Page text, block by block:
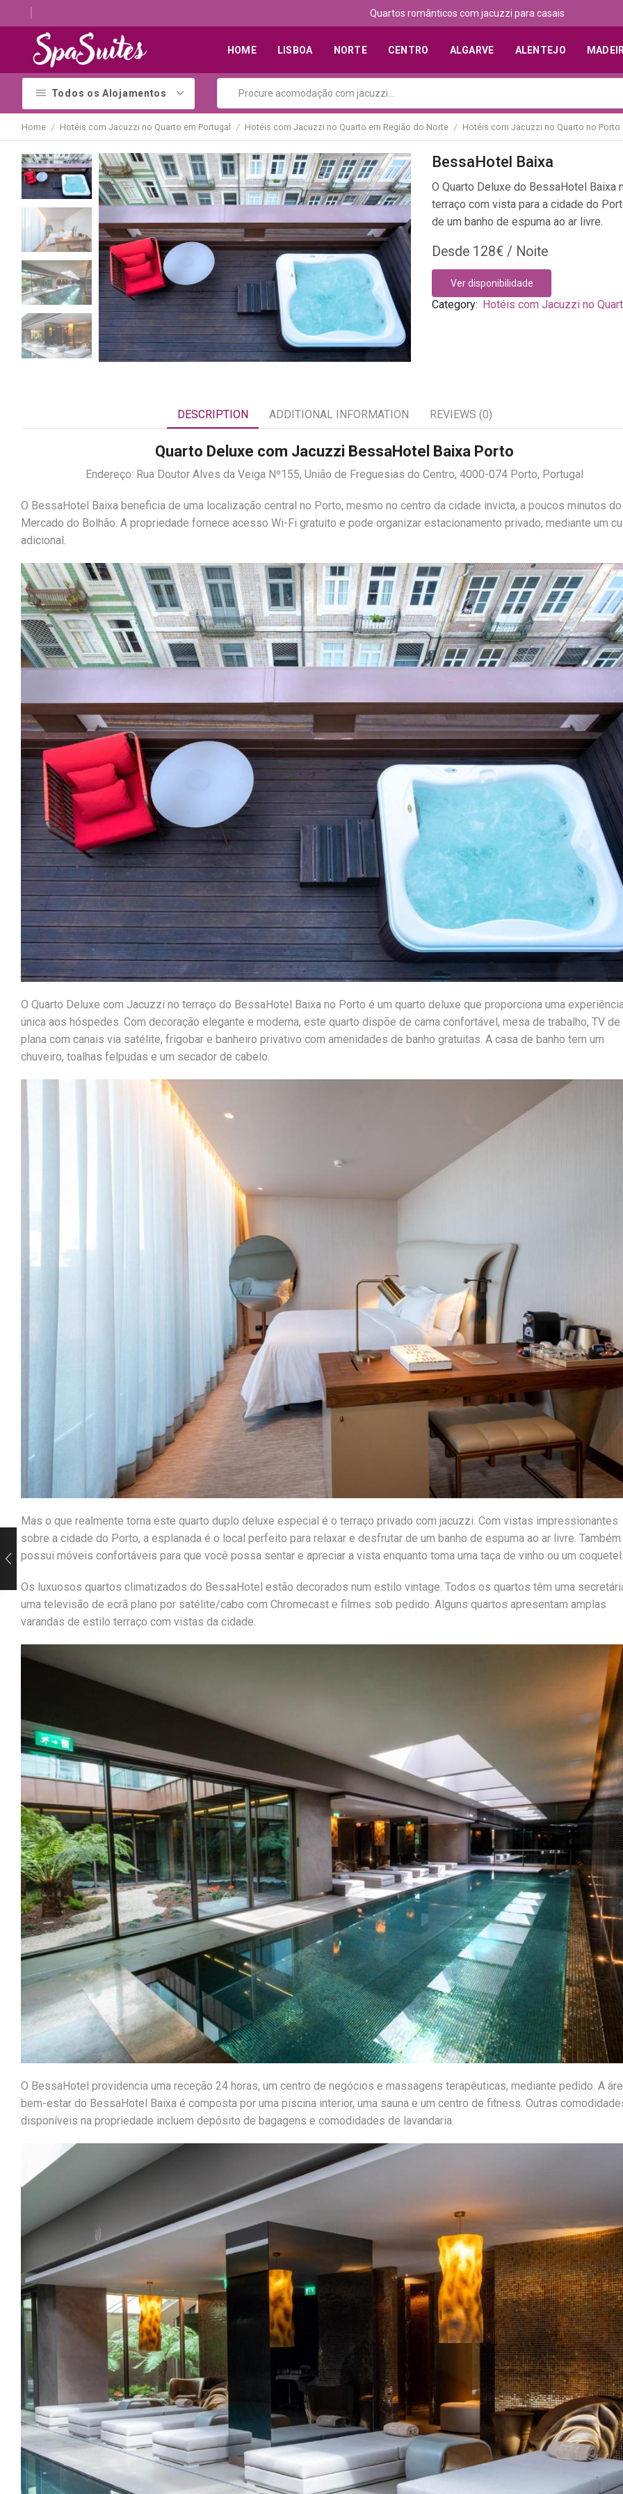
Descubra os melhores alojamentos com jacuzzi
HOME LISBOA NORTE CENTRO ALGARVE ALENTEJO
Todos os Alojamentos
Home / Hotéis com Jacuzzi no Quarto em Portugal / Hotéis com Jacuzzi no Quarto em Região do Norte / Hotéis com Jacuzzi no Quarto no Porto
BessaHotel Baixa
O Quarto Deluxe do BessaHotel
terraço com vista para a cidade do
de um banho de espuma ao ar livre.
128€
Ver disponibilidade
Category: Hotéis com Jacuzzi no
DESCRIPTION ADDITIONAL INFORMATION REVIEWS (0)
Quarto Deluxe com Jacuzzi BessaHotel Baixa Porto
Endereço: Rua Doutor Alves da Veiga Nº155, União de Freguesias do Centro, 4000-074 Porto, Portugal
O BessaHotel Baixa beneficia de uma localização central no Porto, mesmo no centro da cidade invicta, a poucos minutos do
Mercado do Bolhão. A propriedade fornece acesso Wi-Fi gratuito e pode organizar estacionamento privado, mediante um
adicional.
O Quarto Deluxe com Jacuzzi no terraço do BessaHotel Baixa no Porto é um quarto deluxe que proporciona uma
única aos hóspedes. Com decoração elegante e moderna, este quarto dispõe de cama confortável, mesa de trabalho, TV
plana com canais via satélite, frigobar e banheiro privativo com amenidades de banho gratuitas. A casa de banho tem um
chuveiro, toalhas felpudas e um secador de cabelo.
Mas o que realmente torna este quarto duplo deluxe especial é o terraço privado com jacuzzi. Com vistas impressionantes
sobre a cidade do Porto, a esplanada é o local perfeito para relaxar e desfrutar de um banho de espuma ao ar livre. Também
possui móveis confortáveis ​​para que você possa sentar e apreciar a vista enquanto toma uma taça de vinho ou um coquetel.
Os luxuosos quartos climatizados do BessaHotel estão decorados num estilo vintage. Todos os quartos têm uma
uma televisão de ecrã plano por satélite/cabo com Chromecast e filmes sob pedido. Alguns quartos apresentam amplas
varandas de estilo terraço com vistas da cidade.
O BessaHotel providencia uma receção 24 horas, um centro de negócios e massagens terapêuticas, mediante pedido. A
bem-estar do BessaHotel Baixa é composta por uma piscina interior, uma sauna e um centro de fitness. Outras
disponíveis na propriedade incluem depósito de bagagens e comodidades de lavandaria.